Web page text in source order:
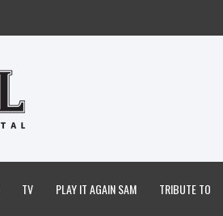
TV PLAY IT AGAIN SAM TRIBUTE TO